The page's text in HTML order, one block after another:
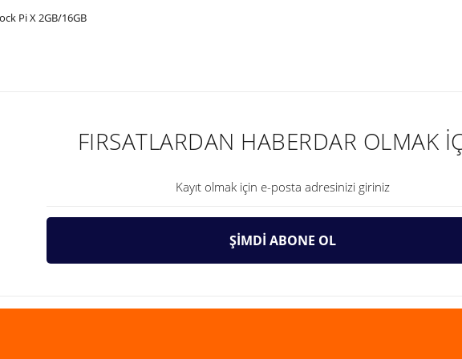
Pi X 2GB/16GB
Gönder
FIRSATLARDAN HABERDAR OLMAK
ŞİMDİ ABONE OL